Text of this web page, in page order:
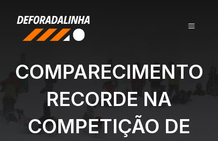
conteúdo
MENU
COMPARECIMENTO
RECORDE NA
COMPETIÇÃO DE